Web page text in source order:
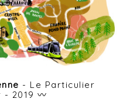
- Le Particulier
2019 〰️